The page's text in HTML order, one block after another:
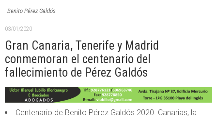
Benito Pérez Galdós
03/01/2020
Gran Canaria, Tenerife y Madrid
conmemoran el centenario del
fallecimiento de Pérez Galdós
Centenario de Benito Pérez Galdós 2020. Canarias, la